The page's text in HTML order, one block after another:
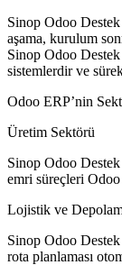
Sinop Odoo
aşama, kurulum
Sinop Odoo
sistemlerdir ve
Odoo ERP’nin
Üretim Sektörü
Sinop Odoo
emri süreçleri
Lojistik ve
Sinop Odoo
rota planlaması